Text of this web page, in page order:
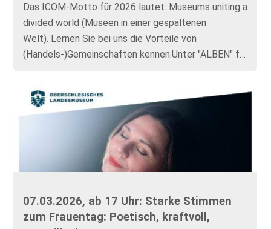
Das ICOM-Motto für 2026 lautet: Museums uniting a
divided world (Museen in einer gespaltenen
Welt). Lernen Sie bei uns die Vorteile von
(Handels-)Gemeinschaften kennen.Unter "ALBEN" f…
07.03.2026, ab 17 Uhr: Starke Stimmen
zum Frauentag: Poetisch, kraftvoll,